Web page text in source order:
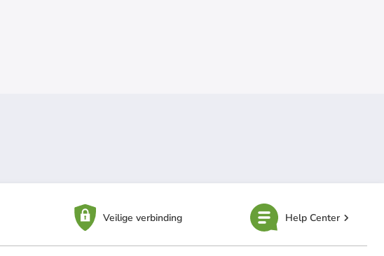
Veilige verbinding Help Center